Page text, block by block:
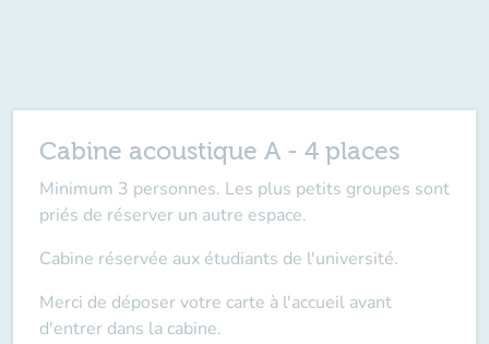
Cabine acoustique A - 4 places
Minimum 3 personnes. Les plus petits groupes sont
priés de réserver un autre espace.
Cabine réservée aux étudiants de l'université.
Merci de déposer votre carte à l'accueil avant
d'entrer dans la cabine.